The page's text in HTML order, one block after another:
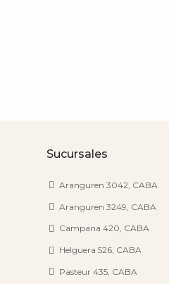
Sucursales
Aranguren 3042, CABA
Aranguren 3249, CABA
Campana 420, CABA
Helguera 526, CABA
Pasteur 435, CABA